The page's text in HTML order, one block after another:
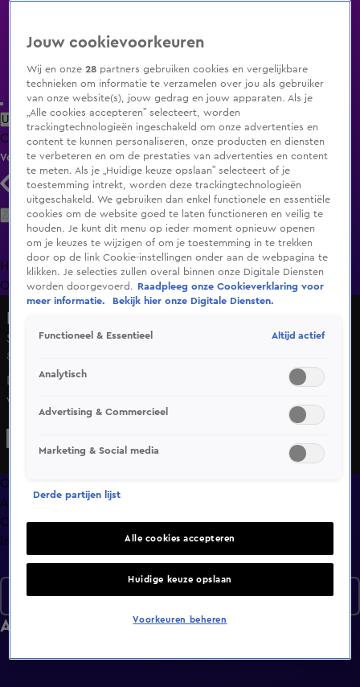
Uitzending Gemist Populaire programma's Zenders Genres
ClipsFilmsRadioSmart TV inlogShop
Volg KIJK
Zoeken
HomeUitzending Gemist Programma's De Bondgenoten
OranjezomerLivestreamsShop
Seizoen 1, aflevering 5
8 feb 2022, 20:30
De groep vliegt in een helikopter helemaal naar Zeeland,
wat niet geheel probleemloos verloopt. Vervolgens
verblijft de groep op een zeilschip waar ze als verrassing
lekker vinden. Op het strand mogen ze allemaal
paardrijden.
Overzicht
Afleveringen
Clips
Info
Afleveringen
Seizoen 1
Jouw cookievoorkeuren
Wij en onze28 partners gebruiken cookies en vergelijkbare
technieken om informatie te verzamelen over jou als gebruiker
van onze website(s), jouw gedrag en jouw apparaten. Als je
„Alle cookies accepteren” selecteert, worden
trackingtechnologieën ingeschakeld om onze advertenties en
content te kunnen personaliseren, onze producten en diensten
te verbeteren en om de prestaties van advertenties en content
te meten. Als je „Huidige keuze opslaan” selecteert of je
toestemming intrekt, worden deze trackingtechnologieën
uitgeschakeld. We gebruiken dan enkel functionele en essentiële
cookies om de website goed te laten functioneren en veilig te
houden. Je kunt dit menu op ieder moment opnieuw openen
om je keuzes te wijzigen of om je toestemming in te trekken
door op de link Cookie-instellingen onder aan de webpagina te
klikken. Je selecties zullen overal binnen onze Digitale Diensten
worden doorgevoerd.
Raadpleeg onze Cookieverklaring voor
meer informatie.
Bekijk hier onze Digitale Diensten.
Functioneel & Essentieel Altijd actief
Analytisch
Advertising & Commercieel
Marketing & Social media
Derde partijen lijst
Alle cookies accepteren
Huidige keuze opslaan
Voorkeuren beheren